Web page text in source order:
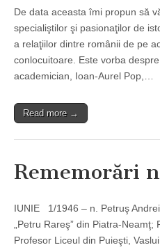
De data aceasta îmi propun să
specialiştilor şi pasionaţilor de
a relaţiilor dintre românii de pe
conlocuitoare. Este vorba
academician, Ioan-Aurel Pop,…
Read more →
Rememorări
IUNIE 1/1946 – n. Petruş
„Petru Rareş” din Piatra-
Profesor Liceul din Puieşti,